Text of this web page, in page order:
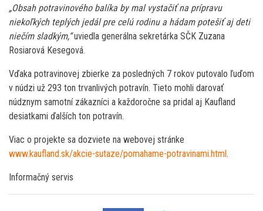
„Obsah potravinového balíka by mal vystačiť na prípravu
niekoľkých teplých jedál pre celú rodinu a hádam potešiť aj deti
niečím sladkým,“uviedla generálna sekretárka SČK Zuzana
Rosiarová Kesegová.
Vďaka potravinovej zbierke za posledných 7 rokov putovalo ľuďom
v núdzi už 293 ton trvanlivých potravín. Tieto mohli darovať
núdznym samotní zákazníci a každoročne sa pridal aj Kaufland
desiatkami ďalších ton potravín.
Viac o projekte sa dozviete na webovej stránke
www.kaufland.sk/akcie-sutaze/pomahame-potravinami.html.
Informačný servis